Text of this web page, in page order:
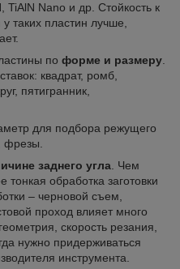
TiAlN Nano и др. Стойкость к
таких пластин лучше,
по форме и размеру
квадрат, ромб,
пятигранник,
для подбора режущего
фрезы.
заднего угла . Чем
обработка заготовки
– черновой съем,
проход влияет много
скорость резания,
нужно придерживаться
инструмента.